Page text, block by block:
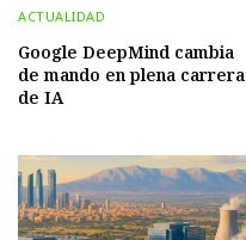
ACTUALIDAD
Google DeepMind cambia
de mando en plena carrera
de IA